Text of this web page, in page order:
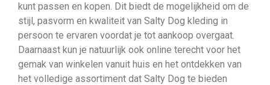
kunt passen en kopen. Dit biedt de mogelijkheid om de
stijl, pasvorm en kwaliteit van Salty Dog kleding in
persoon te ervaren voordat je tot aankoop overgaat.
Daarnaast kun je natuurlijk ook online terecht voor het
gemak van winkelen vanuit huis en het ontdekken van
het volledige assortiment dat Salty Dog te bieden